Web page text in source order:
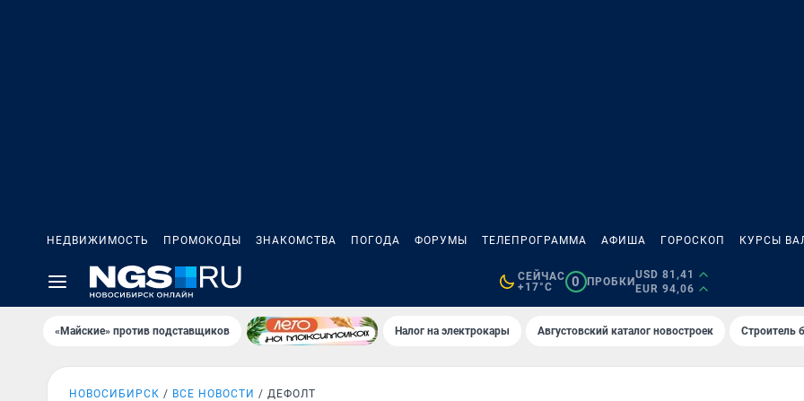
НЕДВИЖИМОСТЬ ПРОМОКОДЫ ЗНАКОМСТВА ПОГОДА ФОРУМЫ ТЕЛЕПРОГРАММА АФИША ГОРОСКОП КУРСЫ
СЕЙЧАС
+17°C
0 ПРОБКИ
USD 81,41
EUR 94,06
«Майские» против подставщиков Налог на электрокары Августовский каталог новостроек Строитель
НОВОСИБИРСК ВСЕ НОВОСТИ ДЕФОЛТ